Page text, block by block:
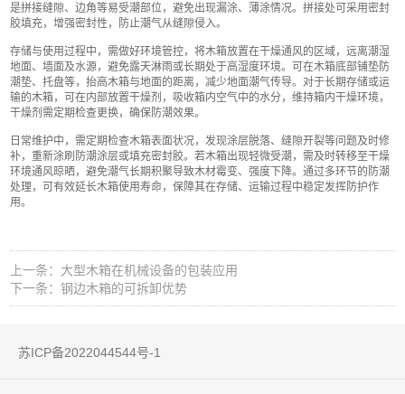
是拼接缝隙、边角等易受潮部位，避免出现漏涂、薄涂情况。拼接处可采用密封
胶填充，增强密封性，防止潮气从缝隙侵入。
存储与使用过程中，需做好环境管控，将木箱放置在干燥通风的区域，远离潮湿
地面、墙面及水源，避免露天淋雨或长期处于高湿度环境。可在木箱底部铺垫防
潮垫、托盘等，抬高木箱与地面的距离，减少地面潮气传导。对于长期存储或运
输的木箱，可在内部放置干燥剂，吸收箱内空气中的水分，维持箱内干燥环境，
干燥剂需定期检查更换，确保防潮效果。
日常维护中，需定期检查木箱表面状况，发现涂层脱落、缝隙开裂等问题及时修
补，重新涂刷防潮涂层或填充密封胶。若木箱出现轻微受潮，需及时转移至干燥
环境通风晾晒，避免潮气长期积聚导致木材霉变、强度下降。通过多环节的防潮
处理，可有效延长木箱使用寿命，保障其在存储、运输过程中稳定发挥防护作
用。
上一条：大型木箱在机械设备的包装应用
下一条：钢边木箱的可拆卸优势
苏ICP备2022044544号-1